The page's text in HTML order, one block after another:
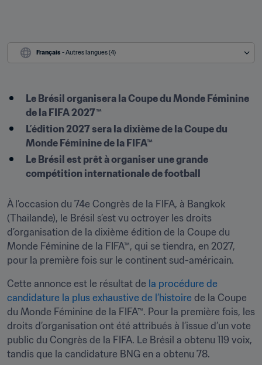
Français - Autres langues (4)
Le Brésil organisera la Coupe du Monde Féminine
de la FIFA 2027™
L’édition 2027 sera la dixième de la Coupe du
Monde Féminine de la FIFA™
Le Brésil est prêt à organiser une grande
compétition internationale de football
À l’occasion du 74e Congrès de la FIFA, à Bangkok
(Thaïlande), le Brésil s’est vu octroyer les droits
d’organisation de la dixième édition de la Coupe du
Monde Féminine de la FIFA™, qui se tiendra, en 2027,
pour la première fois sur le continent sud-américain.
Cette annonce est le résultat de la procédure de
candidature la plus exhaustive de l’histoire de la Coupe
du Monde Féminine de la FIFA™. Pour la première fois, les
droits d’organisation ont été attribués à l’issue d’un vote
public du Congrès de la FIFA. Le Brésil a obtenu 119 voix,
tandis que la candidature BNG en a obtenu 78.